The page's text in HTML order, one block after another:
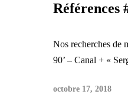
Références
Nos recherches de
90’ – Canal + «
octobre 17, 2018